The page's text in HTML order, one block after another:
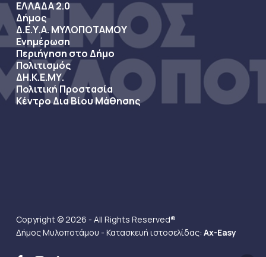
ΕΛΛΑΔΑ 2.0
Δήμος
Δ.Ε.Υ.Α. ΜΥΛΟΠΟΤΑΜΟΥ
Ενημέρωση
Περιήγηση στο Δήμο
Πολιτισμός
ΔΗ.Κ.Ε.ΜΥ.
Πολιτική Προστασία
Κέντρο Δια Βίου Μάθησης
Copyright © 2026 - All Rights Reserved®
Δήμος Μυλοποτάμου - Κατασκευή ιστοσελίδας: Ax-Easy